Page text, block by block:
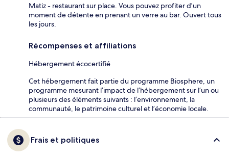
Matiz - restaurant sur place. Vous pouvez profiter d'un
moment de détente en prenant un verre au bar. Ouvert tous
les jours.
Récompenses et affiliations
Hébergement écocertifié
Cet hébergement fait partie du programme Biosphere, un
programme mesurant l’impact de l’hébergement sur l’un ou
plusieurs des éléments suivants : l’environnement, la
communauté, le patrimoine culturel et l’économie locale.
Frais et politiques